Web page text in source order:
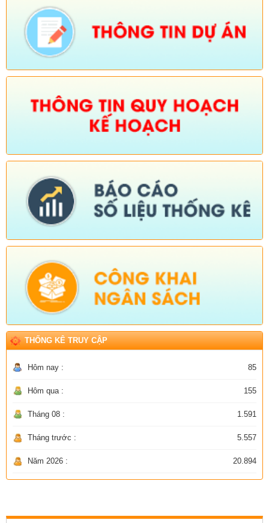
THỐNG KÊ TRUY CẬP
Hôm nay : 85
Hôm qua : 155
Tháng 08 : 1.591
Tháng trước : 5.557
Năm 2026 : 20.894